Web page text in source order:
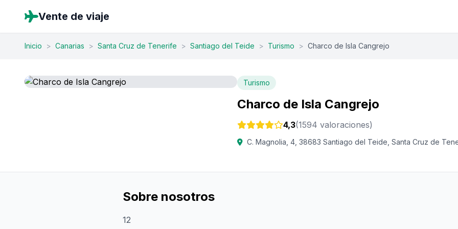
Vente de viaje
Inicio > Canarias > Santa Cruz de Tenerife > Santiago del Teide > Turismo > Charco de Isla Cangrejo
Turismo
Charco de Isla Cangrejo
4,3(1594 valoraciones)
C. Magnolia, 4, 38683 Santiago del Teide, Santa Cruz de
Sobre nosotros
12